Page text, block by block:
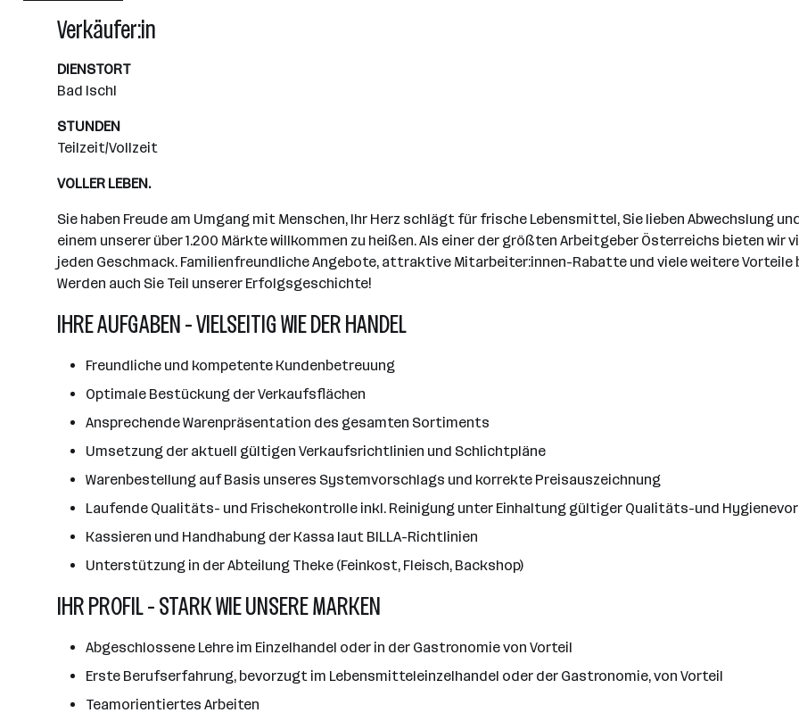
Wiener Neudorf
Verkäufer:in
DIENSTORT
Bad Ischl
STUNDEN
Teilzeit/Vollzeit
VOLLER LEBEN.
Sie haben Freude am Umgang mit Menschen, Ihr Herz schlägt für frische Lebensmittel, Sie lieben Abwechslung
einem unserer über 1.200 Märkte willkommen zu heißen. Als einer der größten Arbeitgeber Österreichs bieten
jeden Geschmack. Familienfreundliche Angebote, attraktive Mitarbeiter:innen-Rabatte und viele weitere
Werden auch Sie Teil unserer Erfolgsgeschichte!
IHRE AUFGABEN - VIELSEITIG WIE DER HANDEL
Freundliche und kompetente Kundenbetreuung
Optimale Bestückung der Verkaufsflächen
Ansprechende Warenpräsentation des gesamten Sortiments
Umsetzung der aktuell gültigen Verkaufsrichtlinien und Schlichtpläne
Warenbestellung auf Basis unseres Systemvorschlags und korrekte Preisauszeichnung
Laufende Qualitäts- und Frischekontrolle inkl. Reinigung unter Einhaltung gültiger Qualitäts-und
Kassieren und Handhabung der Kassa laut BILLA-Richtlinien
Unterstützung in der Abteilung Theke (Feinkost, Fleisch, Backshop)
IHR PROFIL - STARK WIE UNSERE MARKEN
Abgeschlossene Lehre im Einzelhandel oder in der Gastronomie von Vorteil
Erste Berufserfahrung, bevorzugt im Lebensmitteleinzelhandel oder der Gastronomie, von Vorteil
Teamorientiertes Arbeiten